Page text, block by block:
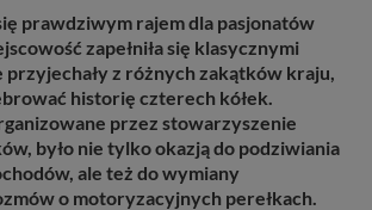
prawdziwym rajem dla pasjonatów
zapełniła się klasycznymi
przyjechały z różnych zakątków kraju,
historię czterech kółek.
przez stowarzyszenie
było nie tylko okazją do podziwiania
ale też do wymiany
o motoryzacyjnych perełkach.